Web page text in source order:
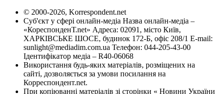
© 2000-2026, Korrespondent.net
Суб'єкт у сфері онлайн-медіа Назва онлайн-медіа –
«КореспонденТ.net» Адреса: 02091, місто Київ,
ХАРКІВСЬКЕ ШОСЕ, будинок 172-Б, офіс 208/1 E-mail:
sunlight@mediadim.com.ua Телефон: 044-205-43-00
Ідентифікатор медіа – R40-06068
Використання будь-яких матеріалів, розміщених на
сайті, дозволяється за умови посилання на
Корреспондент.net.
При копіюванні матеріалів зі сторінки « Новини України